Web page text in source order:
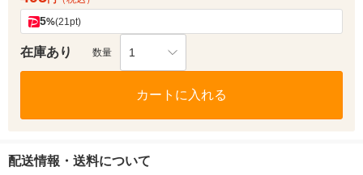
5%(21pt)
在庫あり 数量 1
カートに入れる
配送情報・送料について